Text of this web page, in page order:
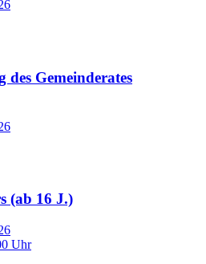
des Gemeinderates
(ab 16 J.)
Uhr